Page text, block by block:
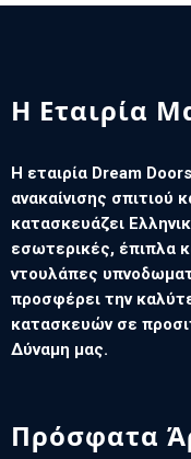
Η Εταιρία
Η εταιρία Dream
ανακαίνισης σπιτιού
κατασκευάζει
εσωτερικές, έπιπλα
ντουλάπες
προσφέρει την
κατασκευών σε
Δύναμη μας.
Πρόσφατα